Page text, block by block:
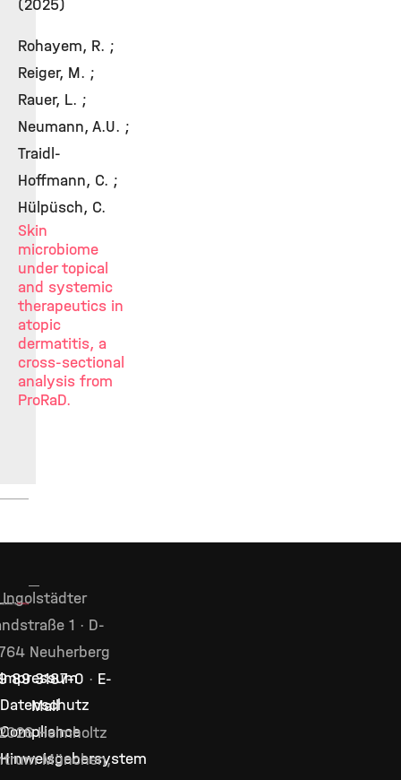
(2025)
Rohayem, R. ;
Reiger, M. ;
Rauer, L. ;
Neumann, A.U. ;
Traidl-
Hoffmann, C. ;
Hülpüsch, C.
Skin
microbiome
under topical
and systemic
therapeutics in
atopic
dermatitis, a
cross-sectional
analysis from
ProRaD.
Impressum
Datenschutz
Compliance
Hinweisgebersystem
Ingolstädter
1 · D-
Neuherberg
89 3187–0 · E-
Mail
Helmholtz
München,